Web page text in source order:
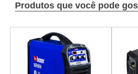
Produtos que você pode